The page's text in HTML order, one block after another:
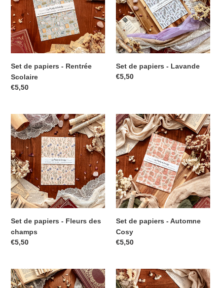
Set de papiers - Rentrée
Scolaire
€5,50
Set de papiers - Lavande
€5,50
Set de papiers - Fleurs des
champs
€5,50
Set de papiers - Automne
Cosy
€5,50